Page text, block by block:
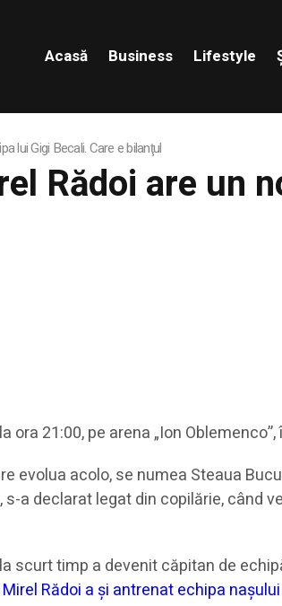
Acasă Business Lifestyle
lui Gigi Becali. Care e bilanţul
Rădoi are un
21:00, pe arena „Ion
evolua acolo, se numea Steaua
a declarat legat din copilărie, când
scurt timp a devenit căpitan de
Mirel Rădoi a şi antrenat echipa